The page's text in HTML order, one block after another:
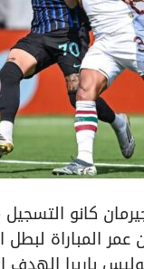
كانو
(3) من عمر المباراة